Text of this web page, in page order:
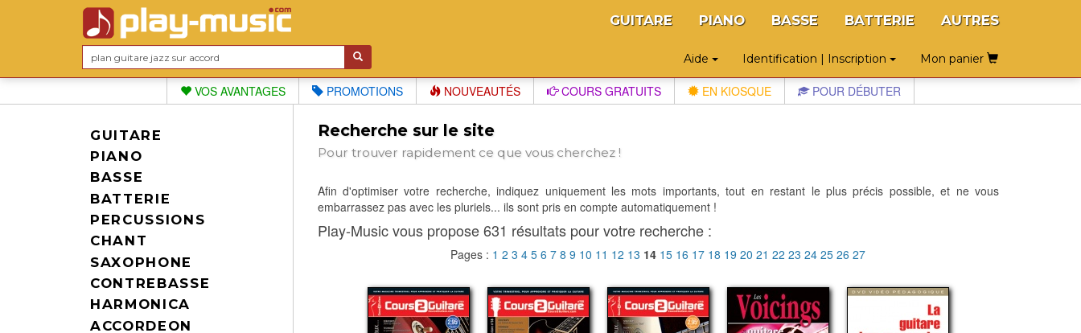
GUITARE PIANO BASSE BATTERIE AUTRES
Aide Identification | Inscription Mon panier
VOS AVANTAGES PROMOTIONS NOUVEAUTÉS COURS GRATUITS EN KIOSQUE POUR DÉBUTER
GUITARE
PIANO
BASSE
BATTERIE
PERCUSSIONS
CHANT
SAXOPHONE
CONTREBASSE
HARMONICA
ACCORDEON
Recherche sur le site
Pour trouver rapidement ce que vous cherchez !
Afin d'optimiser votre recherche, indiquez uniquement les mots importants, tout en restant le plus précis possible, et ne vous
embarrassez pas avec les pluriels... ils sont pris en compte automatiquement !
Play-Music vous propose 631 résultats pour votre recherche :
Pages : 1 2 3 4 5 6 7 8 9 10 11 12 13 14 15 16 17 18 19 20 21 22 23 24 25 26 27